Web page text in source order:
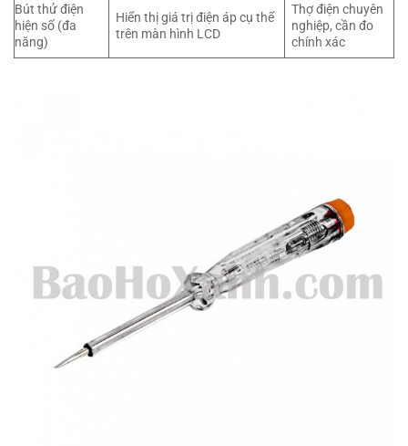
Bút thử điện
hiện số (đa
năng)
Hiển thị giá trị điện áp cụ thể
trên màn hình LCD
Thợ điện chuyên
nghiệp, cần đo
chính xác